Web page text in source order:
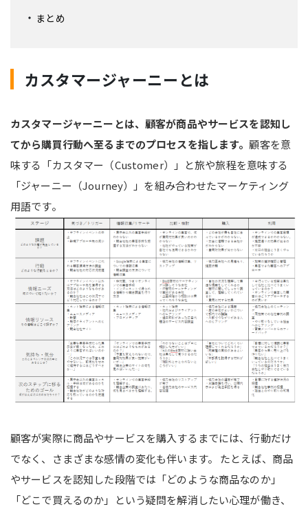
まとめ
カスタマージャーニーとは
カスタマージャーニーとは、顧客が商品やサービスを認知し
てから購買行動へ至るまでのプロセスを指します。 顧客を意
味する「カスタマー（Customer）」と旅や旅程を意味する
「ジャーニー（Journey）」を組み合わせたマーケティング
用語です。
顧客が実際に商品やサービスを購入するまでには、行動だけ
でなく、さまざまな感情の変化も伴います。 たとえば、商品
やサービスを認知した段階では「どのような商品なのか」
「どこで買えるのか」という疑問を解消したい心理が働き、